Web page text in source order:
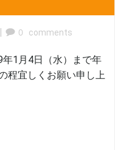
| 0 comments
1月4日（水）まで年
程宜しくお願い申し上